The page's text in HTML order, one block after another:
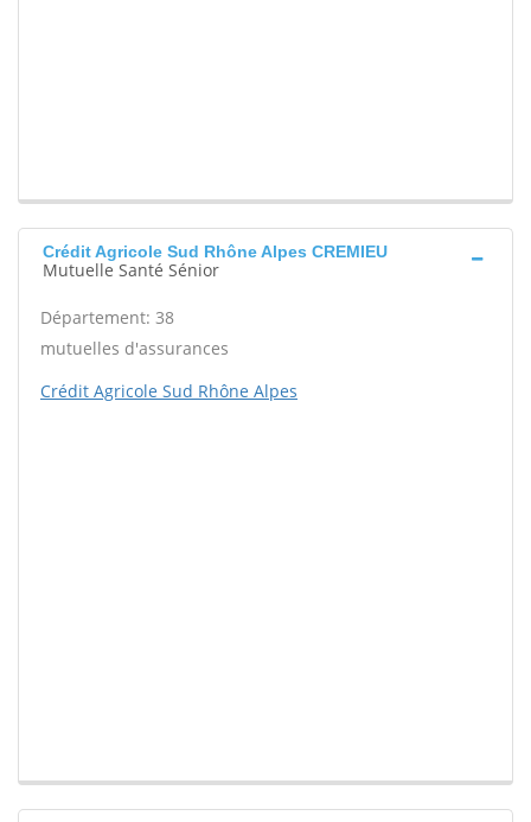
Crédit Agricole Sud Rhône Alpes CREMIEU
Mutuelle Santé Sénior
Département: 38
mutuelles d'assurances
Crédit Agricole Sud Rhône Alpes